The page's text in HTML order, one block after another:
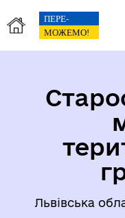
Львівська